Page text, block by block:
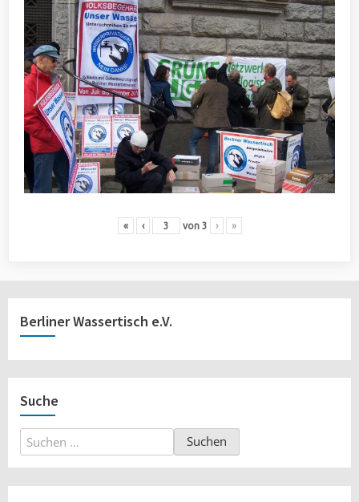
« ‹ von 3 › »
Berliner Wassertisch e.V.
Suche
Suchen
nach: